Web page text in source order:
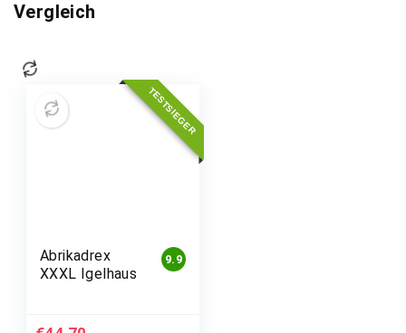
Vergleich
TESTSIEGER
9.9
Abrikadrex
XXXL Igelhaus